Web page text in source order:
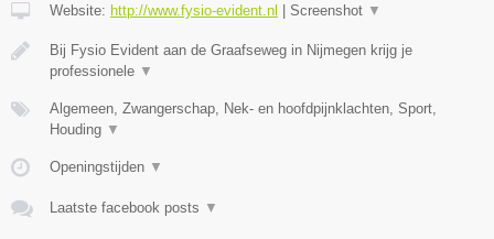
Website: http://www.fysio-evident.nl | Screenshot ▼
Bij Fysio Evident aan de Graafseweg in Nijmegen krijg je
professionele ▼
Algemeen, Zwangerschap, Nek- en hoofdpijnklachten, Sport,
Houding ▼
Openingstijden ▼
Laatste facebook posts ▼